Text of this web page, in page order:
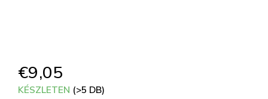
€9,05
KÉSZLETEN (>5 DB)